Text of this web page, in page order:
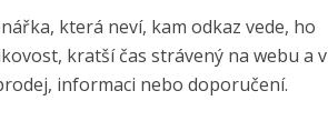
která neví, kam odkaz vede, ho
kratší čas strávený na webu a v
informaci nebo doporučení.